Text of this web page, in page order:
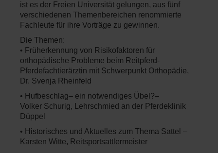
ist es der Freien Universität gelungen, aus fünf
verschiedenen Themenbereichen renommierte
Fachleute für ihre Vorträge zu gewinnen.
Die Themen:
• Früherkennung von Risikofaktoren für
orthopädische Probleme beim Reitpferd-
Pferdefachtierärztin mit Schwerpunkt Orthopädie,
Dr. Svenja Rheinfeld
• Hufbeschlag– ein notwendiges Übel?–
Volker Schurig, Lehrschmied an der Pferdeklinik
Düppel
• Historisches und Aktuelles zum Thema Sattel –
Karsten Witte, Reitsportsattlermeister